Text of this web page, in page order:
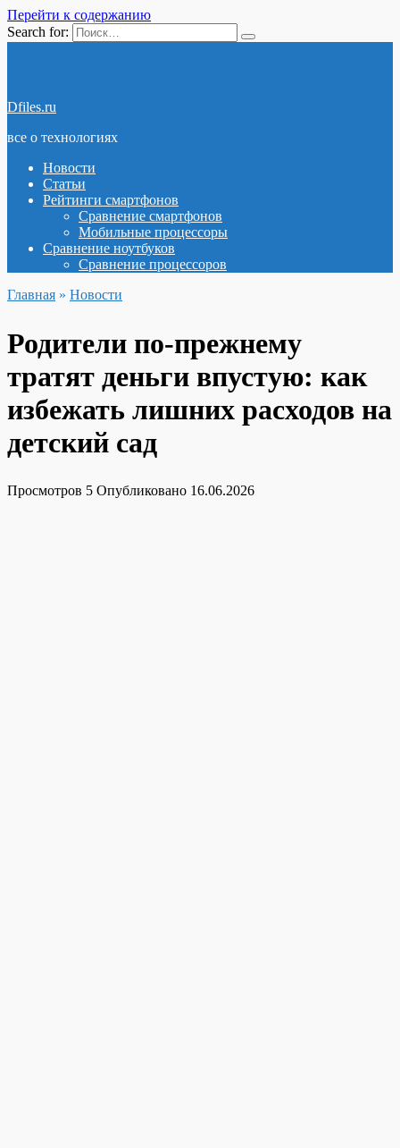
Перейти к содержанию
Search for:
Dfiles.ru
все о технологиях
Новости
Статьи
Рейтинги смартфонов
Сравнение смартфонов
Мобильные процессоры
Сравнение ноутбуков
Сравнение процессоров
Главная » Новости
Родители по-прежнему
тратят деньги впустую: как
избежать лишних расходов на
детский сад
Просмотров 5 Опубликовано 16.06.2026